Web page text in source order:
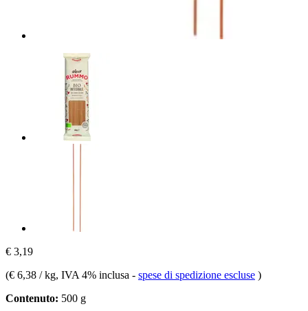
€ 3,19
(€ 6,38 / kg, IVA 4% inclusa - spese di spedizione escluse )
Contenuto: 500 g